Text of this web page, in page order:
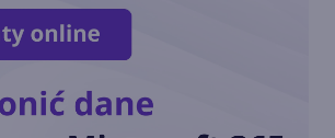
Surface Pro Keyboard z
dużymi znakami i akcesoria
adaptacyjne dla firm